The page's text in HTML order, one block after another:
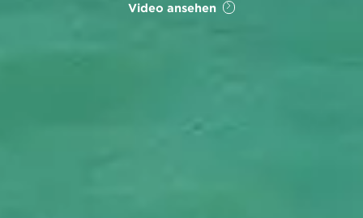
Video ansehen